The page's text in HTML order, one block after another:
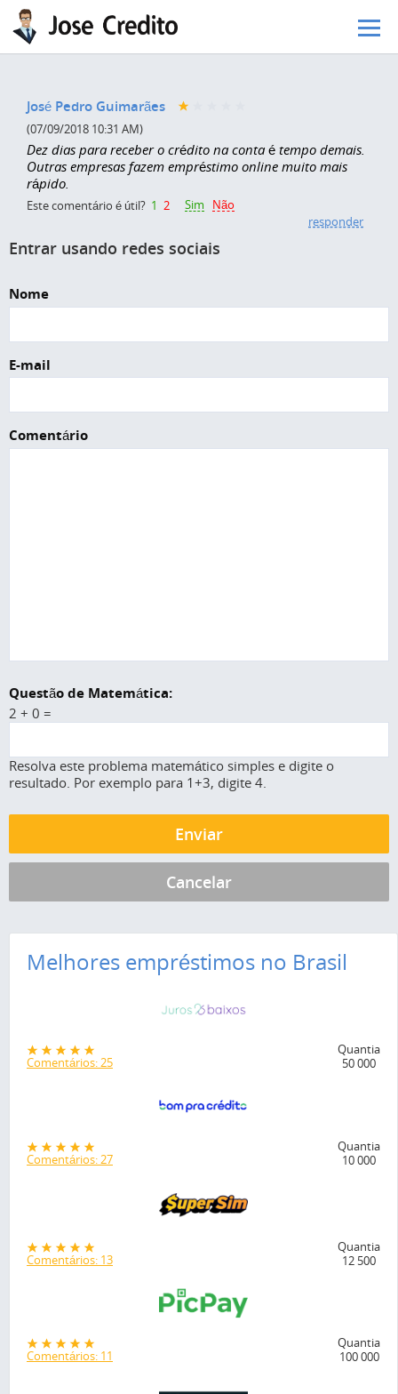
Pular para o conteúdo principal
José Pedro Guimarães
(07/09/2018 10:31 AM)
Dez dias para receber o crédito na conta é tempo demais.
Outras empresas fazem empréstimo online muito mais
rápido.
Este comentário é útil? 1 2 Sim
Não
responder
Entrar usando redes sociais
Nome
E-mail
Comentário
Questão de Matemática:
2 + 0 =
Resolva este problema matemático simples e digite o
resultado. Por exemplo para 1+3, digite 4.
Melhores empréstimos no Brasil
Comentários: 25
Quantia
50 000
Comentários: 27
Quantia
10 000
Comentários: 13
Quantia
12 500
Comentários: 11
Quantia
100 000